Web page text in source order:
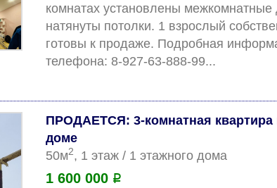
комнатах установлены межкомнатные
натянуты потолки. 1 взрослый
готовы к продаже. Подробная
ПРОДАЕТСЯ: 3-комнатная квартира
доме
50м2, 1 этаж / 1 этажного дома
1 600 000 Р